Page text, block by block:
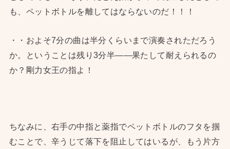
も、ペットボトルを離してはならないのだ！！！
・・およそ7分の曲は半分くらいまで演奏されただろう
か。ということは残り3分半——果たして耐えられるの
か？剛力女王の指よ！
ちなみに、右手の中指と薬指でペットボトルのフタを掴
むことで、辛うじて落下を阻止してはいるが、もう片方